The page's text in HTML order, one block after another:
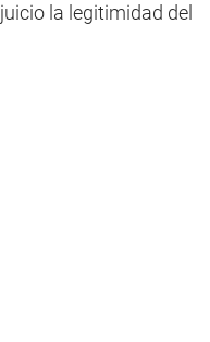
la legitimidad del